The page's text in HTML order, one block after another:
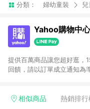
分類： 婦幼童裝
Yahoo購物中心
提供百萬商品讓您超好逛，
回饋，請以訂單成立通知為準 1. 請注意以下品類商品均無回
電玩/遊戲/相機/單眼/鏡頭/
相似商品 熱銷排行